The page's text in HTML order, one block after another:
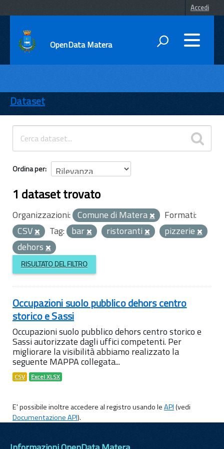
Accedi
OpenData Matera
ENTI
TEMI
INFORMAZIONI
Dataset
Ordina per
1 dataset trovato
Organizzazioni: Comune di Matera
Formati:
CSV
Tag: bar ristoranti
pizzerie
dehors
RISULTATO DEL FILTRO
Occupazioni suolo pubblico dehors centro
storico e Sassi
Occupazioni suolo pubblico dehors centro storico e
Sassi autorizzate dagli uffici competenti. Per
migliorare la visibilità abbiamo realizzato la
seguente MAPPA collegata...
CSV Excel XLSX
E' possibile inoltre accedere al registro usando leAPI(vedi
Documentazione API).